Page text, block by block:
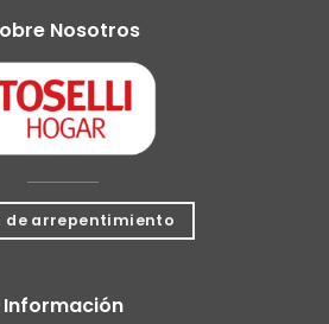
Nosotros
de arrepentimiento
Información